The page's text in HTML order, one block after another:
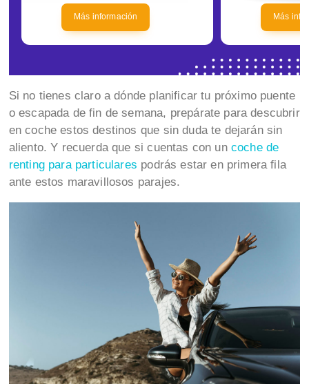
Más información Más
Si no tienes claro a dónde planificar tu próximo puente
o escapada de fin de semana, prepárate para descubrir
en coche estos destinos que sin duda te dejarán sin
aliento. Y recuerda que si cuentas con un coche de
renting para particulares podrás estar en primera fila
ante estos maravillosos parajes.